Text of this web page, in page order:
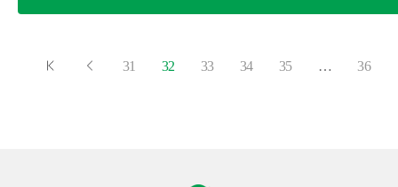
31 32 33 34 35 … 36